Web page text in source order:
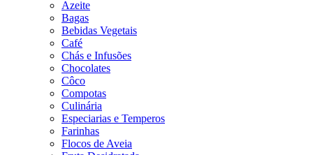
Azeite
Bagas
Bebidas Vegetais
Café
Chás e Infusões
Chocolates
Côco
Compotas
Culinária
Especiarias e Temperos
Farinhas
Flocos de Aveia